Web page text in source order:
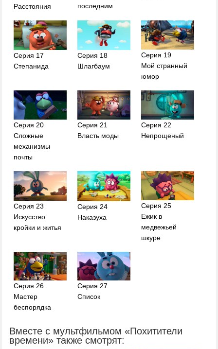
Расстояния
последним
Серия 17
Степанида
Серия 18
Шлагбаум
Серия 19
Мой странный
юмор
Серия 20
Сложные
механизмы
почты
Серия 21
Власть моды
Серия 22
Непрощеный
Серия 23
Искусство
кройки и житья
Серия 24
Наказуха
Серия 25
Ежик в
медвежьей
шкуре
Серия 26
Мастер
беспорядка
Серия 27
Список
Вместе с мультфильмом «Похитители
времени» также смотрят: